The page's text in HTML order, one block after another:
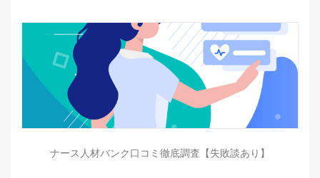
ナース人材バンク口コミ徹底調査【失敗談あり】